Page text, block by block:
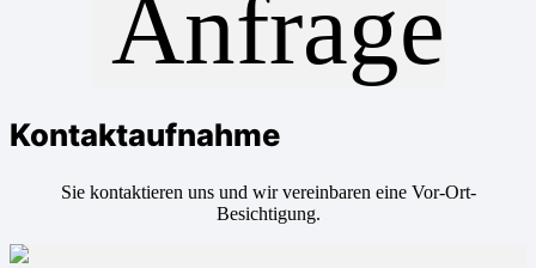
Kontaktaufnahme
Sie kontaktieren uns und wir vereinbaren eine Vor-Ort-
Besichtigung.